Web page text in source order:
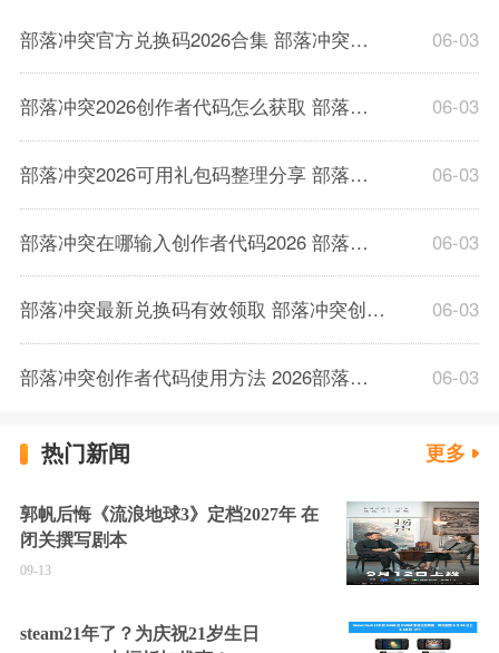
部落冲突官方兑换码2026合集 部落冲突创作者专属资源领取方法 06-03
部落冲突2026创作者代码怎么获取 部落冲突有效福利码使用攻略 06-03
部落冲突2026可用礼包码整理分享 部落冲突创作者福利兑换步骤 06-03
部落冲突在哪输入创作者代码2026 部落冲突免费礼包获取细则 06-03
部落冲突最新兑换码有效领取 部落冲突创作者奖励一览2026 06-03
部落冲突创作者代码使用方法 2026部落冲突专属福利获取攻略 06-03
热门新闻 更多
郭帆后悔《流浪地球3》定档2027年 在
闭关撰写剧本
09-13
steam21年了？为庆祝21岁生日